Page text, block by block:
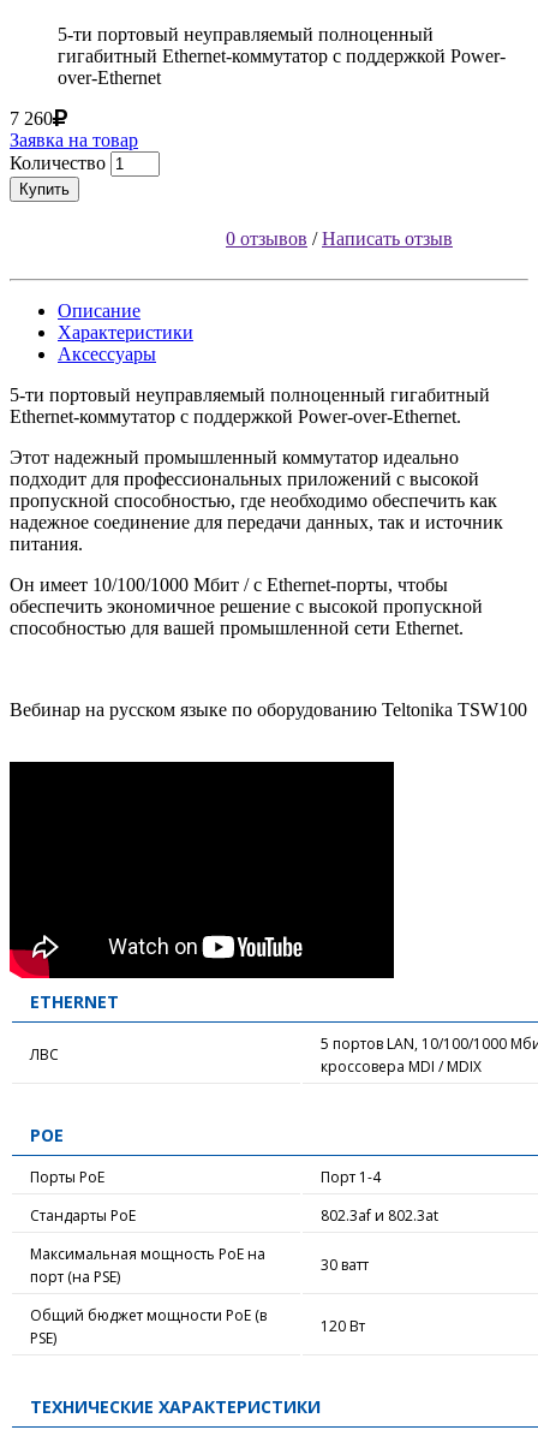
5-ти портовый неуправляемый полноценный
гигабитный Ethernet-коммутатор с поддержкой Power-
over-Ethernet
7 260
Заявка на товар
Количество
Купить
0 отзывов /Написать отзыв
Описание
Характеристики
Аксессуары
5-ти портовый неуправляемый полноценный гигабитный
Ethernet-коммутатор с поддержкой Power-over-Ethernet.
Этот надежный промышленный коммутатор идеально
подходит для профессиональных приложений с высокой
пропускной способностью, где необходимо обеспечить как
надежное соединение для передачи данных, так и источник
питания.
Он имеет 10/100/1000 Мбит / с Ethernet-порты, чтобы
обеспечить экономичное решение с высокой пропускной
способностью для вашей промышленной сети Ethernet.
Вебинар на русском языке по оборудованию Teltonika TSW100
ETHERNET
ЛВС
5 портов LAN, 10/100/1000
кроссовера MDI / MDIX
POE
Порты PoE
Порт 1-4
Стандарты PoE
802.3af и 802.3at
Максимальная мощность PoE на
порт (на PSE)
30 ватт
Общий бюджет мощности PoE (в
PSE)
120 Вт
ТЕХНИЧЕСКИЕ ХАРАКТЕРИСТИКИ